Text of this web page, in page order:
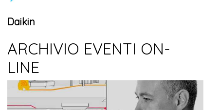
Daikin
ARCHIVIO EVENTI ON-
LINE